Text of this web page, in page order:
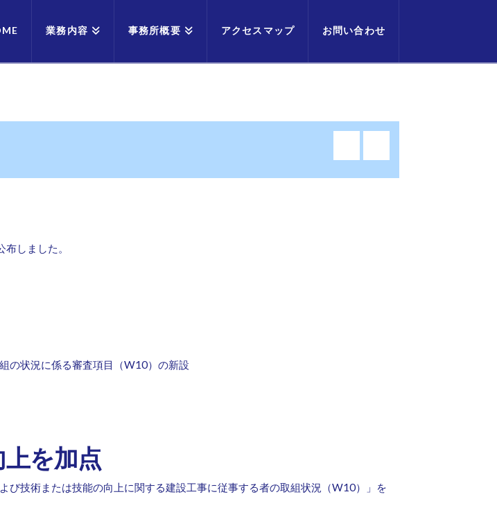
業務内容 事務所概要 アクセスマップ お問い合わせ
しました。
の状況に係る審査項目（W10）の新設
を加点
び技術または技能の向上に関する建設工事に従事する者の取組状況（W10）」を